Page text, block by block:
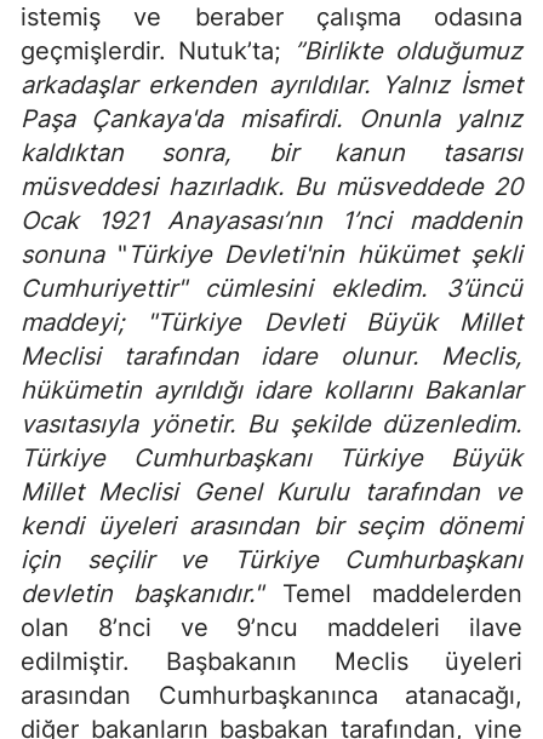
istemiş ve beraber çalışma odasına
geçmişlerdir. Nutuk’ta;
”Birlikte olduğumuz
arkadaşlar erkenden ayrıldılar. Yalnız İsmet
Paşa Çankaya'da misafirdi. Onunla yalnız
kaldıktan sonra, bir kanun tasarısı
müsveddesi hazırladık. Bu müsveddede 20
Ocak 1921 Anayasası’nın 1’nci maddenin
sonuna " Türkiye Devleti'nin hükümet şekli
Cumhuriyettir"
cümlesini
ekledim. 3’üncü
maddeyi;
"Türkiye Devleti Büyük Millet
Meclisi tarafından idare olunur. Meclis,
hükümetin ayrıldığı idare kollarını Bakanlar
vasıtasıyla yönetir. Bu şekilde düzenledim.
Türkiye Cumhurbaşkanı Türkiye Büyük
Millet Meclisi Genel Kurulu tarafından ve
kendi üyeleri arasından bir seçim dönemi
için seçilir ve Türkiye Cumhurbaşkanı
devletin başkanıdır."Temel maddelerden
olan 8’nci ve 9’ncu maddeleri ilave
edilmiştir. Başbakanın Meclis üyeleri
arasından Cumhurbaşkanınca atanacağı,
diğer bakanların başbakan tarafından, yine